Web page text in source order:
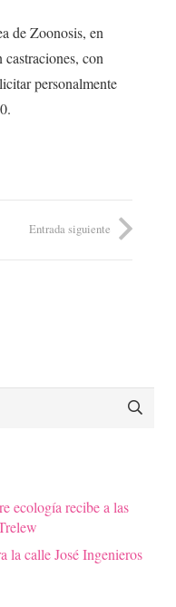
de Zoonosis, en
con
personalmente
Entrada siguiente
ecología recibe a las
la calle José Ingenieros